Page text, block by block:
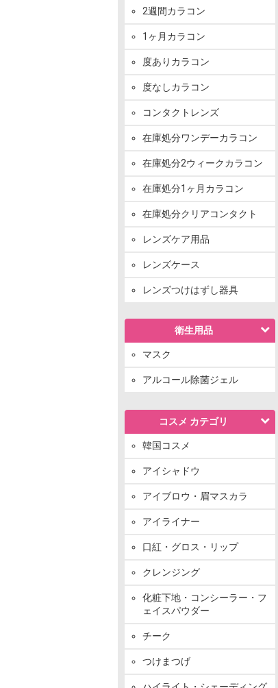
2週間カラコン
1ヶ月カラコン
度ありカラコン
度なしカラコン
コンタクトレンズ
在庫処分ワンデーカラコン
在庫処分2ウィークカラコン
在庫処分1ヶ月カラコン
在庫処分クリアコンタクト
レンズケア用品
レンズケース
レンズつけはずし器具
衛生用品
マスク
アルコール除菌ジェル
コスメ カテゴリ
韓国コスメ
アイシャドウ
アイブロウ・眉マスカラ
アイライナー
口紅・グロス・リップ
クレンジング
化粧下地・コンシーラー・フ
ェイスパウダー
チーク
つけまつげ